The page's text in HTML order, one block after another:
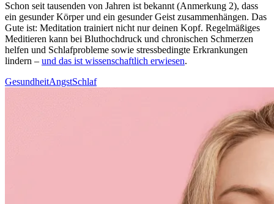
Schon seit tau­sen­den von Jahren ist bekannt (Anmerkung 2), dass
ein gesun­der Körper und ein gesun­der Geist zusam­men­hän­gen. Das
Gute ist: Medi­ta­tion trai­niert nicht nur deinen Kopf. Regel­mä­ßi­ges
Medi­tie­ren kann bei Blut­hoch­druck und chronischen Schmerzen
helfen und Schlaf­pro­ble­me sowie stress­be­ding­te Erkran­kun­gen
lindern – und das ist wissenschaftlich erwiesen.
GesundheitAngstSchlaf